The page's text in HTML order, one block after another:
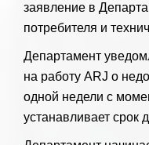
заявление в
потребителя и
Департамент
на работу ARJ о
одной недели с
устанавливает срок